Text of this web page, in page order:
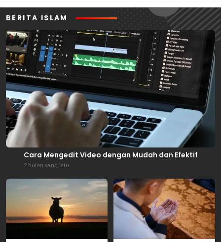
BERITA ISLAM
Cara Mengedit Video dengan Mudah dan Efektif
2 bulan yang lalu